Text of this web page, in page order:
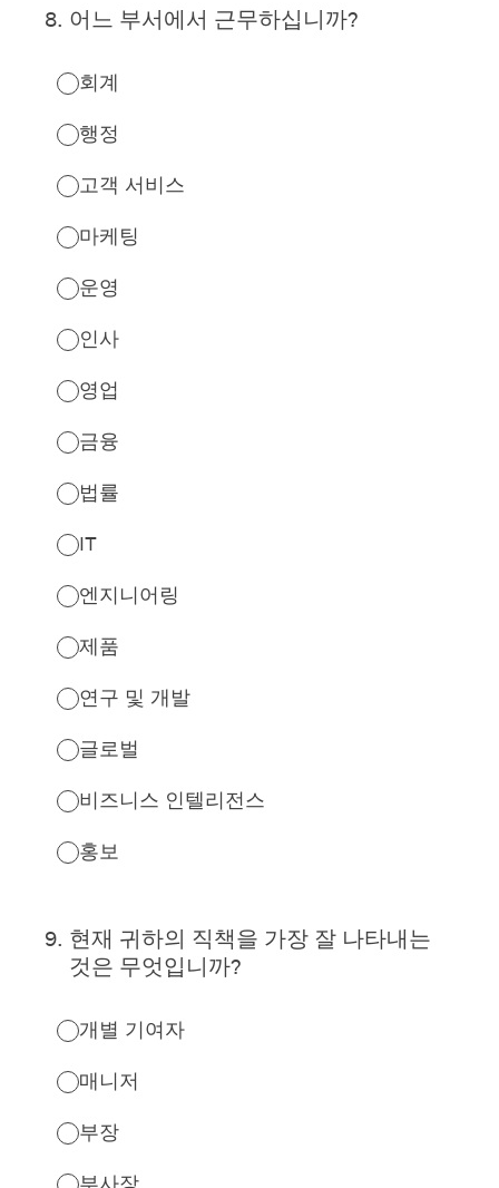
8. 어느 부서에서 근무하십니까?
회계
행정
고객 서비스
마케팅
운영
인사
영업
금융
법률
IT
엔지니어링
제품
연구 및 개발
글로벌
비즈니스 인텔리전스
홍보
9. 현재 귀하의 직책을 가장 잘 나타내는
것은 무엇입니까?
개별 기여자
매니저
부장